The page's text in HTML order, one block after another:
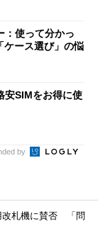
：使って分かっ
ケース選び」の悩
安SIMをお得に使
by
改札機に賛否 「問